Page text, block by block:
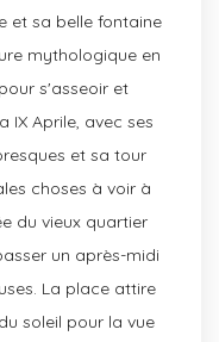
et sa belle fontaine
mythologique en
s'asseoir et
IX Aprile, avec ses
et sa tour
choses à voir à
du vieux quartier
un après-midi
La place attire
soleil pour la vue